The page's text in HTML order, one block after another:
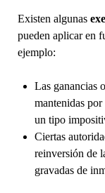
Existen algunas
pueden aplicar en
ejemplo:
Las ganancias
mantenidas
un tipo
Ciertas
reinversión de
gravadas de